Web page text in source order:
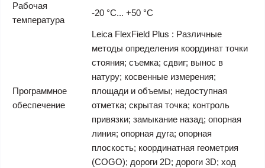
Рабочая
температура
-20 °С... +50 °С
Программное
обеспечение
Leica FlexField Plus : Различные
методы определения координат точки
стояния; съемка; сдвиг; вынос в
натуру; косвенные измерения;
площади и объемы; недоступная
отметка; скрытая точка; контроль
привязки; замыкание назад; опорная
линия; опорная дуга; опорная
плоскость; координатная геометрия
(COGO); дороги 2D; дороги 3D; ход